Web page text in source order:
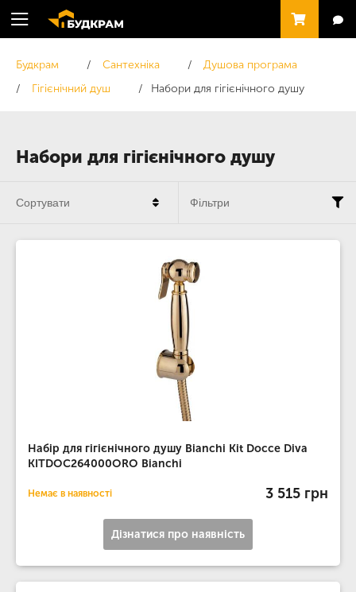
Набори для гігієнічного душу
Будкрам Сантехніка
Душова програма
Гігієнічний душ
Набори для гігієнічного душу
Набір для гігієнічного душу Bianchi Kit Docce Diva
KITDOC264000ORO Bianchi
Немає в наявності 3 515 грн
Дізнатися про наявність
Сортувати Фільтри